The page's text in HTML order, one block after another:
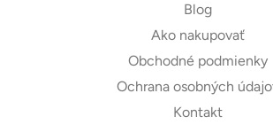
Blog
Ako nakupovať
Obchodné podmienky
Ochrana osobných
Kontakt